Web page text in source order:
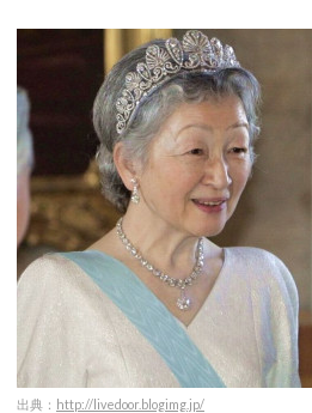
出典： http://livedoor.blogimg.jp/